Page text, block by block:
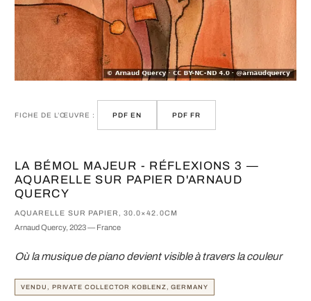
FICHE DE L’ŒUVRE : PDF EN PDF FR
LA BÉMOL MAJEUR - RÉFLEXIONS 3 —
AQUARELLE SUR PAPIER D'ARNAUD
QUERCY
AQUARELLE SUR PAPIER, 30.0×42.0CM
Arnaud Quercy, 2023 — France
Où la musique de piano devient visible à travers la couleur
VENDU, PRIVATE COLLECTOR KOBLENZ, GERMANY